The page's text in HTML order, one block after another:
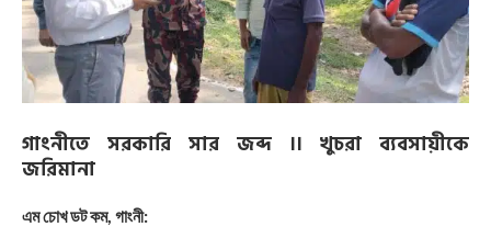
গাংনীতে সরকারি সার জব্দ ।। খুচরা ব্যবসায়ীকে
জরিমানা
এম চোখ ডট কম, গাংনী: